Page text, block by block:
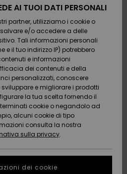
/
/
regalo
alle
AI TUOI DATI PERSONALI
partner, utilizziamo i cookie o
e/o accedere a delle
Tali informazioni personali
e il tuo indirizzo IP) potrebbero
e informazioni
dei contenuti e della
personalizzati, conoscere
e migliorare i prodotti
la tua scelta fornendo il
cookie o negandolo ad
alcuni cookie di tipo
consulta la nostra
sulla privacy.
dei cookie